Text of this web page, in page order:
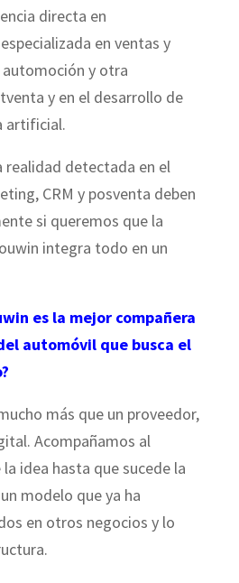
directa en
en ventas y
y otra
y en el desarrollo de
artificial.
realidad detectada en el
CRM y posventa deben
si queremos que la
integra todo en un
es la mejor compañera
automóvil que busca el
más que un proveedor,
Acompañamos al
idea hasta que sucede la
modelo que ya ha
en otros negocios y lo